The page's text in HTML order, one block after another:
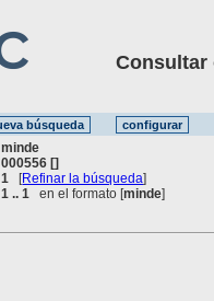
Consultar
minde
000556 []
1 [Refinar la búsqueda]
1 .. 1 en el formato [minde]